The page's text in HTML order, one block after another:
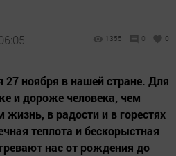
1355 0 0
27 ноября в нашей стране. Для
и дороже человека, чем
в радости и в горестях
теплота и бескорыстная
нас от рождения до